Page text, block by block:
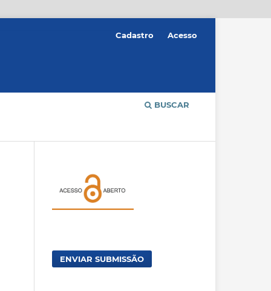
BUSCAR
Cadastro Acesso
ENVIAR SUBMISSÃO